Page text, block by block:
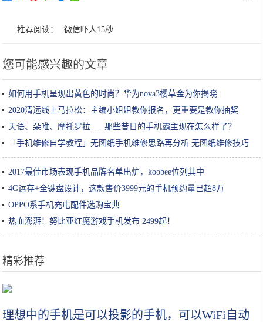
推荐阅读： 微信吓人15秒
您可能感兴趣的文章
如何用手机呈现出黄色的时尚？华为nova3樱草金为你揭晓
2020清远线上马拉松：主编小姐姐教你报名，更重要是教你抽奖
天语、朵唯、摩托罗拉......那些昔日的手机霸主现在怎么样了？
「手机维修自学教程」无图纸手机维修思路再分析 无图纸维修技巧
2017最佳市场表现手机品牌名单出炉，koobee位列其中
4G运存+全键盘设计，这款售价3999元的手机预约量已超8万
OPPO系手机充电配件选购宝典
热血澎湃！努比亚红魔游戏手机发布 2499起！
精彩推荐
理想中的手机是可以投影的手机，可以WiFi自动